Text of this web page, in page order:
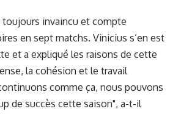
toujours invaincu et compte
en sept matchs. Vinicius s’en est
et a expliqué les raisons de cette
la cohésion et le travail
comme ça, nous pouvons
de succès cette saison", a-t-il